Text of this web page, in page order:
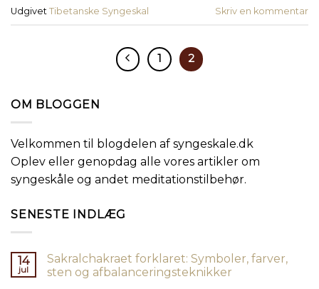
Udgivet Tibetanske Syngeskal Skriv en kommentar
1 2
OM BLOGGEN
Velkommen til blogdelen af syngeskale.dk
Oplev eller genopdag alle vores artikler om
syngeskåle og andet meditationstilbehør.
SENESTE INDLÆG
14
jul
Sakralchakraet forklaret: Symboler, farver,
sten og afbalanceringsteknikker